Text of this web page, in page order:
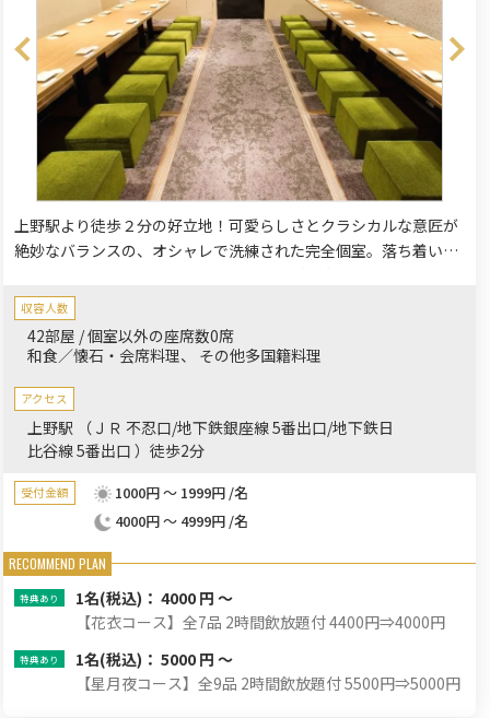
上野駅より徒歩２分の好立地！可愛らしさとクラシカルな意匠が
絶妙なバランスの、オシャレで洗練された完全個室。落ち着いた
です。ご家族のお集まりにも利用しやすい多彩なコースをご用
意。こだわりの梅酒や華やかな創作和食でおもてなしいたしま
す。
収容人数
42部屋 / 個室以外の座席数0席
和食／懐石・会席料理
その他多国籍料理
アクセス
上野駅 （ＪＲ 不忍口/地下鉄銀座線 5番出口/地下鉄日
比谷線 5番出口 ）徒歩2分
受付金額
1000円 ～ 1999円 /名
4000円 ～ 4999円 /名
1名(税込)： 4000 円 ～
【花衣コース】全7品 2時間飲放題付 4400円⇒4000円
1名(税込)： 5000 円 ～
【星月夜コース】全9品 2時間飲放題付 5500円⇒5000円